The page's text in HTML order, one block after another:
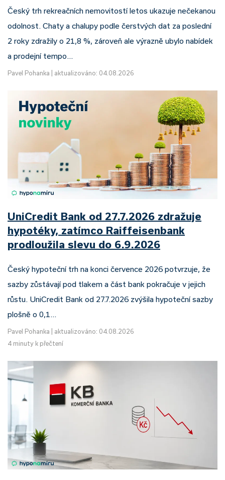
Český trh rekreačních nemovitostí letos ukazuje nečekanou
odolnost. Chaty a chalupy podle čerstvých dat za poslední
2 roky zdražily o 21,8 %, zároveň ale výrazně ubylo nabídek
a prodejní tempo…
Pavel Pohanka aktualizováno: 04.08.2026
UniCredit Bank od 27.7.2026 zdražuje
hypotéky, zatímco Raiffeisenbank
prodloužila slevu do 6.9.2026
Český hypoteční trh na konci července 2026 potvrzuje, že
sazby zůstávají pod tlakem a část bank pokračuje v jejich
růstu. UniCredit Bank od 27.7.2026 zvýšila hypoteční sazby
plošně o 0,1…
Pavel Pohanka
aktualizováno: 04.08.2026
4 minuty k přečtení